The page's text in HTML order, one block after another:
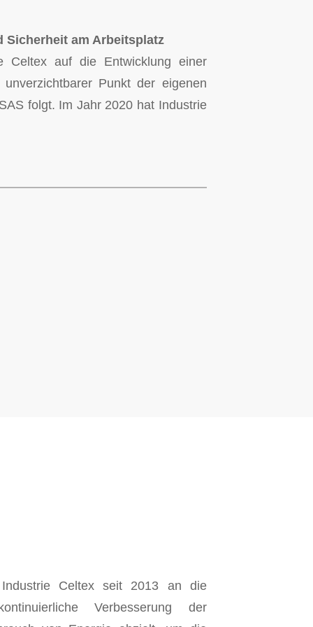
Sicherheit am Arbeitsplatz
Celtex auf die Entwicklung einer
Punkt der eigenen
folgt. Im Jahr 2020 hat Industrie
Celtex seit 2013 an die
Verbesserung der